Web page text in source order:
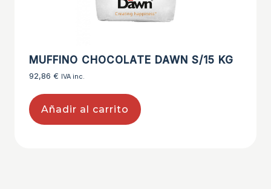
MUFFINO CHOCOLATE DAWN S/15 KG
92,86 € IVA inc.
Añadir al carrito